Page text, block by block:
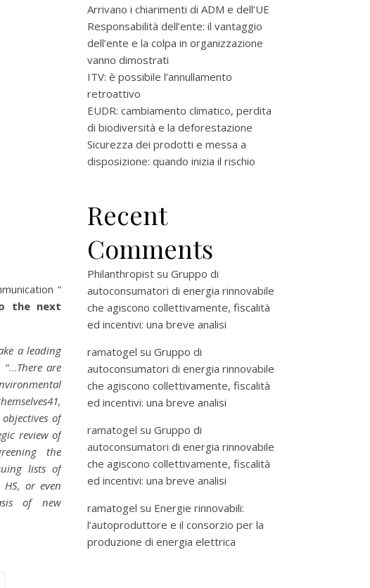
“
the next
a leading
“…There are
of
review of
the
lists of
or even
of new
Arrivano i chiarimenti di ADM e dell’UE
Responsabilità dell’ente: il vantaggio
dell’ente e la colpa in organizzazione
vanno dimostrati
ITV: è possibile l’annullamento
retroattivo
EUDR: cambiamento climatico, perdita
di biodiversità e la deforestazione
Sicurezza dei prodotti e messa a
disposizione: quando inizia il rischio
Recent
Comments
Philanthropist su Gruppo di
autoconsumatori di energia rinnovabile
che agiscono collettivamente, fiscalità
ed incentivi: una breve analisi
ramatogel su Gruppo di
autoconsumatori di energia rinnovabile
che agiscono collettivamente, fiscalità
ed incentivi: una breve analisi
ramatogel su Gruppo di
autoconsumatori di energia rinnovabile
che agiscono collettivamente, fiscalità
ed incentivi: una breve analisi
ramatogel su Energie rinnovabili:
l’autoproduttore e il consorzio per la
produzione di energia elettrica